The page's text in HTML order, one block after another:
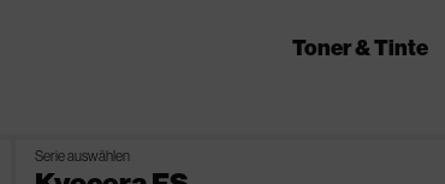
Toner & Tinte
Serie auswählen